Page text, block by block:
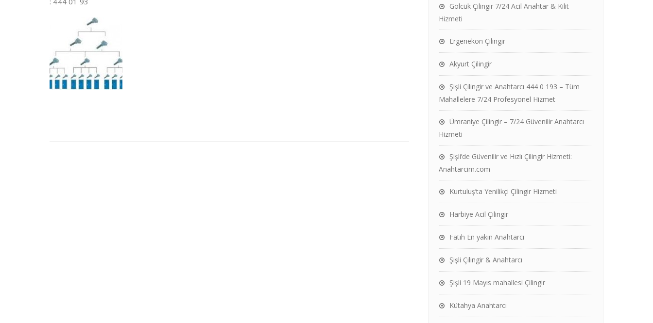
Gölcük Çilingir 7/24 Acil Anahtar & Kilit
Hizmeti
Ergenekon Çilingir
Akyurt Çilingir
Şişli Çilingir ve Anahtarcı 444 0 193 – Tüm
Mahallelere 7/24 Profesyonel Hizmet
Ümraniye Çilingir – 7/24 Güvenilir Anahtarcı
Hizmeti
Şişli’de Güvenilir ve Hızlı Çilingir Hizmeti:
Anahtarcim.com
Kurtuluş’ta Yenilikçi Çilingir Hizmeti
Harbiye Acil Çilingir
Fatih En yakın Anahtarcı
Şişli Çilingir & Anahtarcı
Şişli 19 Mayıs mahallesi Çilingir
Kütahya Anahtarcı